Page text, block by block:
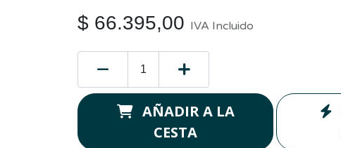
$ 66.395,00 IVA Incluido
AÑADIR A LA
CESTA